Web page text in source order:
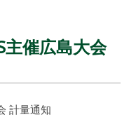
催広島大会
計量通知